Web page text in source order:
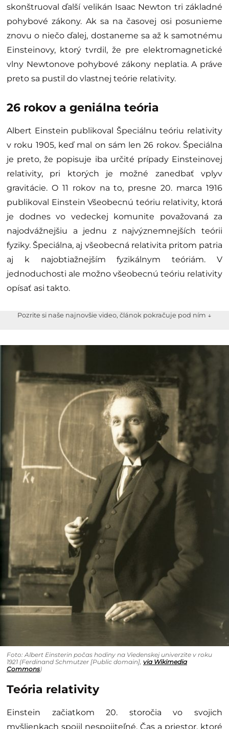
skonštruoval ďalší velikán Isaac Newton tri základné
pohybové zákony. Ak sa na časovej osi posunieme
znovu o niečo ďalej, dostaneme sa až k samotnému
Einsteinovy, ktorý tvrdil, že pre elektromagnetické
vlny Newtonove pohybové zákony neplatia. A práve
preto sa pustil do vlastnej teórie relativity.
26 rokov a geniálna teória
Albert Einstein publikoval Špeciálnu teóriu relativity
v roku 1905, keď mal on sám len 26 rokov. Špeciálna
je preto, že popisuje iba určité prípady Einsteinovej
relativity, pri ktorých je možné zanedbať vplyv
gravitácie. O 11 rokov na to, presne 20. marca 1916
publikoval Einstein Všeobecnú teóriu relativity, ktorá
je dodnes vo vedeckej komunite považovaná za
najodvážnejšiu a jednu z najvýznemnejších teórii
fyziky. Špeciálna, aj všeobecná relativita pritom patria
aj k najobtiažnejším fyzikálnym teóriám. V
jednoduchosti ale možno všeobecnú teóriu relativity
opísať asi takto.
Pozrite si naše najnovšie video, článok pokračuje pod ním ↓